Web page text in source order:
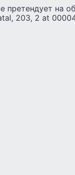
претендует на
203, 2 at